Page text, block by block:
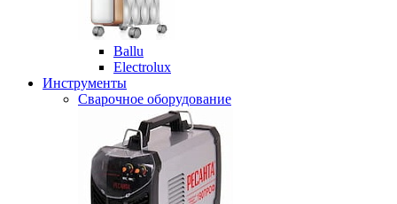
Ballu
Electrolux
Инструменты
Сварочное оборудование